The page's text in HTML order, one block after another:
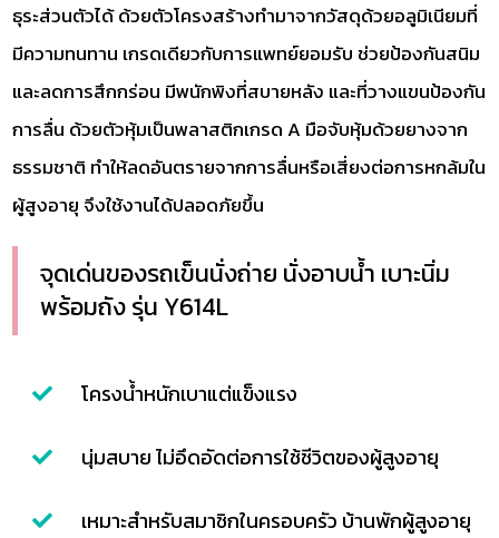
ธุระส่วนตัวได้ ด้วยตัวโครงสร้างทำมาจากวัสดุด้วยอลูมิเนียมที่
มีความทนทาน เกรดเดียวกับการแพทย์ยอมรับ ช่วยป้องกันสนิม
และลดการสึกกร่อน มีพนักพิงที่สบายหลัง และที่วางแขนป้องกัน
การลื่น ด้วยตัวหุ้มเป็นพลาสติกเกรด A มือจับหุ้มด้วยยางจาก
ธรรมชาติ ทำให้ลดอันตรายจากการลื่นหรือเสี่ยงต่อการหกล้มใน
ผู้สูงอายุ จึงใช้งานได้ปลอดภัยขึ้น
จุดเด่นของรถเข็นนั่งถ่าย นั่งอาบน้ำ เบาะนิ่ม
พร้อมถัง รุ่น Y614L
โครงน้ำหนักเบาแต่แข็งแรง
นุ่มสบาย ไม่อึดอัดต่อการใช้ชีวิตของผู้สูงอายุ
เหมาะสำหรับสมาชิกในครอบครัว บ้านพักผู้สูงอายุ